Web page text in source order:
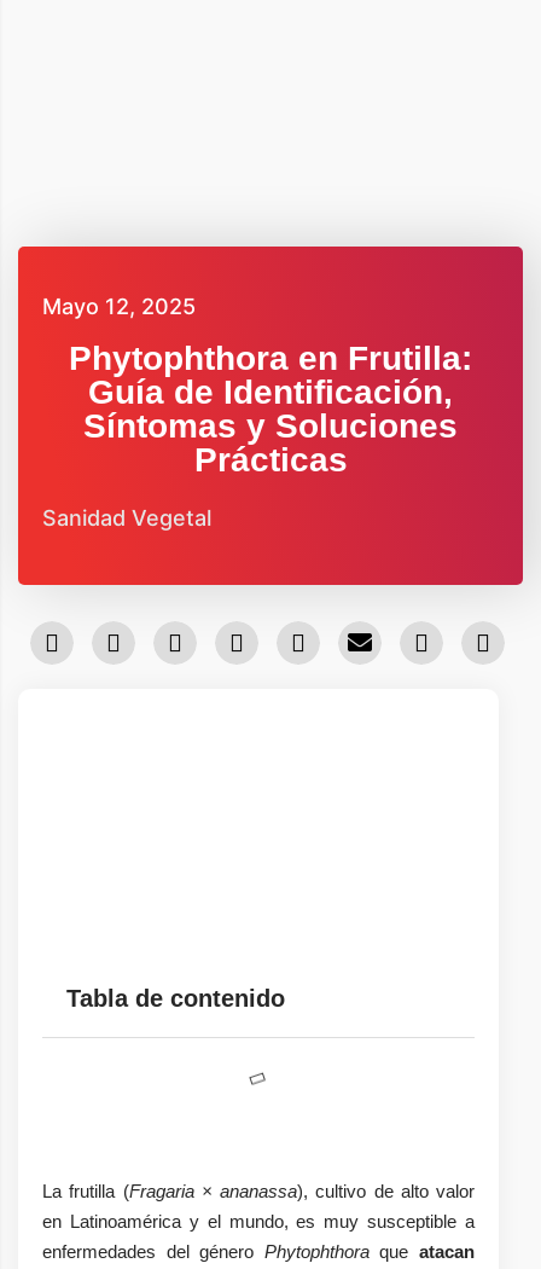
Mayo 12, 2025
Phytophthora en Frutilla:
Guía de Identificación,
Síntomas y Soluciones
Prácticas
Sanidad Vegetal
Tabla de contenido
La frutilla (Fragaria × ananassa), cultivo de alto valor
en Latinoamérica y el mundo, es muy susceptible a
enfermedades del género Phytophthoraqueatacan